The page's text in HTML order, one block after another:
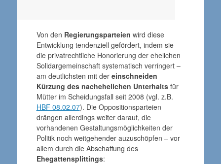
Von den Regierungsparteien wird diese
Entwicklung tendenziell gefördert, indem sie
die privatrechtliche Honorierung der ehelichen
Solidargemeinschaft systematisch verringert –
am deutlichsten mit der einschneiden
Kürzung des nachehelichen Unterhaltsfür
Mütter im Scheidungsfall seit 2008 (vgl. z.B.
HBF 08.02.07). Die Oppositionsparteien
drängen allerdings weiter darauf, die
vorhandenen Gestaltungsmöglichkeiten der
Politik noch weitgehender auzuschöpfen – vor
allem durch die Abschaffung des
Ehegattensplittings: